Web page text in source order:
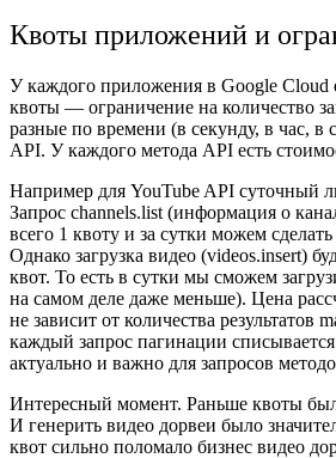
Квоты приложений и
У каждого приложения в Google Cloud
квоты — ограничение на количество
разные по времени (в секунду, в час, в
API. У каждого метода API есть
Например для YouTube API суточный
Запрос channels.list (информация о
всего 1 квоту и за сутки можем
Однако загрузка видео (videos.insert)
квот. То есть в сутки мы сможем
на самом деле даже меньше). Цена
не зависит от количества результатов
каждый запрос пагинации
актуально и важно для запросов
Интересный момент. Раньше квоты
И генерить видео дорвеи было
квот сильно поломало бизнес видео